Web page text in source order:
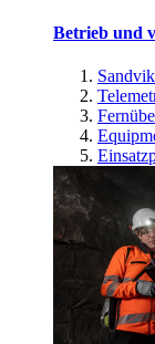
Betrieb und